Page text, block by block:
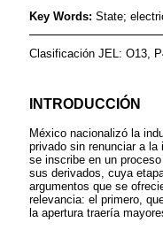
Key Words: State;
Clasificación JEL: O13,
INTRODUCCIÓN
México nacionalizó la
privado sin renunciar a
se inscribe en un
sus derivados, cuya
argumentos que se
relevancia: el primero,
la apertura traería